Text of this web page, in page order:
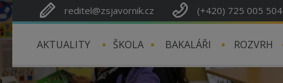
reditel@zsjavornik.cz (+420) 725 005 504
AKTUALITY ŠKOLA BAKALÁŘI ROZVRH